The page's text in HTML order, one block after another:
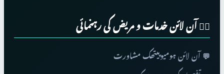
👨‍⚕️ آن لائن خدمات و مریض کی رہنمائی
💬 آن لائن ہومیوپیتھک مشاورت